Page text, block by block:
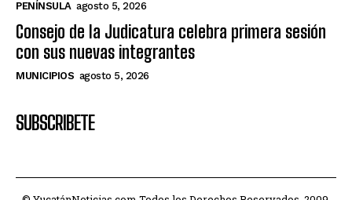
Consejo de la Judicatura celebra primera sesión
con sus nuevas integrantes
MUNICIPIOS agosto 5, 2026
© YucatánNoticias.com Todos los Derechos Reservados. 2009.